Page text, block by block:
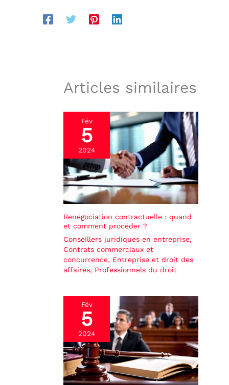
Articles similaires
Fév
5
2024
Renégociation contractuelle : quand
et comment procéder ?
Conseillers juridiques en entreprise,
Contrats commerciaux et
concurrence, Entreprise et droit des
affaires, Professionnels du droit
Fév
5
2024